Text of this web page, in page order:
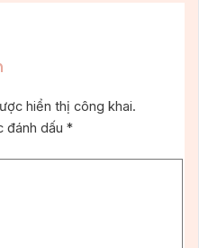
hiển thị công khai.
đánh dấu*